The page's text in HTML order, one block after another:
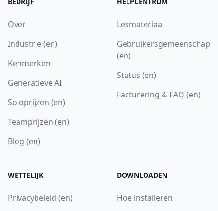
Over
Industrie (en)
Kenmerken
Generatieve AI
Soloprijzen (en)
Teamprijzen (en)
Blog (en)
Lesmateriaal
Gebruikersgemeenschap
(en)
Status (en)
Facturering & FAQ (en)
WETTELIJK
Privacybeleid (en)
DOWNLOADEN
Hoe installeren